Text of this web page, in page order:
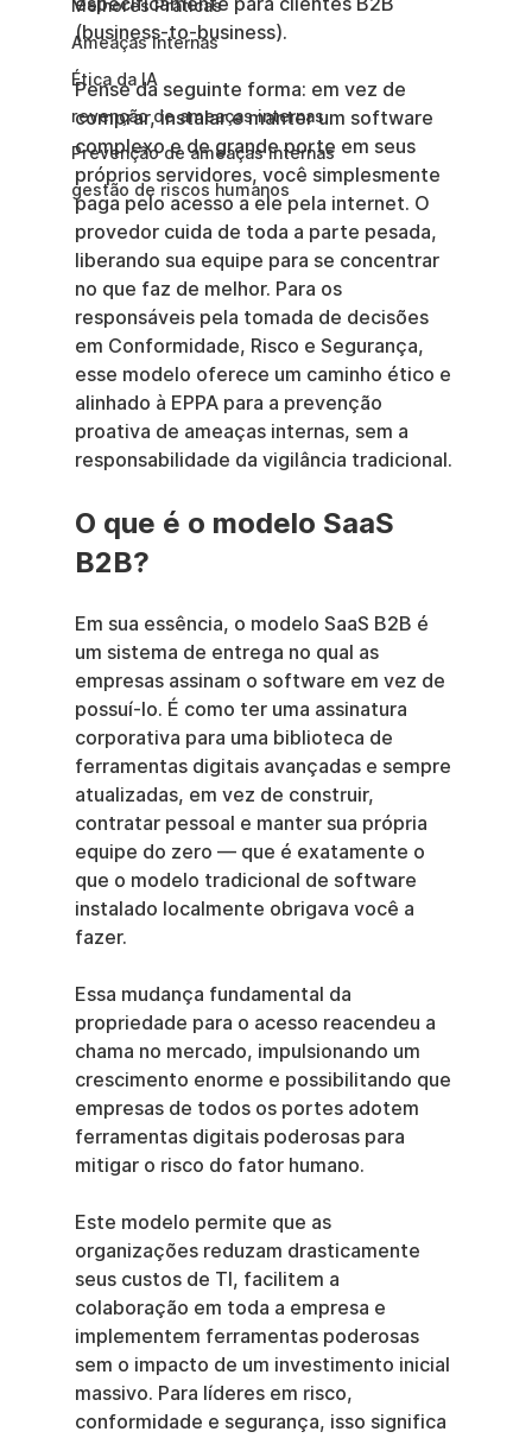
Melhores Práticas
Ameaças Internas
Ética da IA
revenção de ameaças internas
Prevenção de ameaças internas
gestão de riscos humanos
(business-to-business).
Pense da seguinte forma: em vez de
comprar, instalar e manter um software
complexo e de grande porte em seus
próprios servidores, você simplesmente
paga pelo acesso a ele pela internet. O
provedor cuida de toda a parte pesada,
liberando sua equipe para se concentrar
no que faz de melhor. Para os
responsáveis pela tomada de decisões
em Conformidade, Risco e Segurança,
esse modelo oferece um caminho ético e
alinhado à EPPA para a prevenção
proativa de ameaças internas, sem a
responsabilidade da vigilância tradicional.
O que é o modelo SaaS
B2B?
Em sua essência, o modelo SaaS B2B é
um sistema de entrega no qual as
empresas assinam o software em vez de
possuí-lo. É como ter uma assinatura
corporativa para uma biblioteca de
ferramentas digitais avançadas e sempre
atualizadas, em vez de construir,
contratar pessoal e manter sua própria
equipe do zero — que é exatamente o
que o modelo tradicional de software
instalado localmente obrigava você a
fazer.
Essa mudança fundamental da
propriedade para o acesso reacendeu a
chama no mercado, impulsionando um
crescimento enorme e possibilitando que
empresas de todos os portes adotem
ferramentas digitais poderosas para
mitigar o risco do fator humano.
Este modelo permite que as
organizações reduzam drasticamente
seus custos de TI, facilitem a
colaboração em toda a empresa e
implementem ferramentas poderosas
sem o impacto de um investimento inicial
massivo. Para líderes em risco,
conformidade e segurança, isso significa